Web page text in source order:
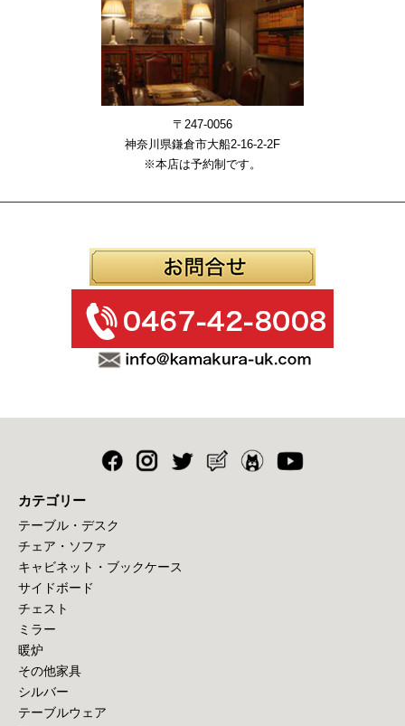
〒247-0056
神奈川県鎌倉市大船2-16-2-2F
※本店は予約制です。
カテゴリー
テーブル・デスク
チェア・ソファ
キャビネット・ブックケース
サイドボード
チェスト
ミラー
暖炉
その他家具
シルバー
テーブルウェア